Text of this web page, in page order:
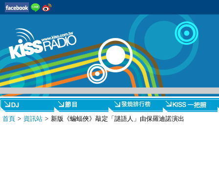
首頁 > 資訊站 > 新版《蝙蝠俠》敲定「謎語人」由保羅迪諾演出